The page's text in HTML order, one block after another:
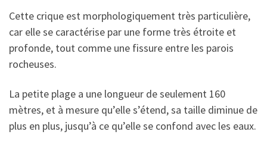
Cette crique est morphologiquement très particulière,
car elle se caractérise par une forme très étroite et
profonde, tout comme une fissure entre les parois
rocheuses.
La petite plage a une longueur de seulement 160
mètres, et à mesure qu’elle s’étend, sa taille diminue de
plus en plus, jusqu’à ce qu’elle se confond avec les eaux.